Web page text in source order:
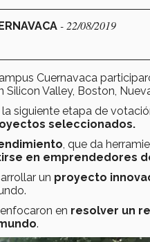
- 22/08/2019
Cuernavaca
Valley, Boston,
siguiente etapa de
seleccionados.
, que da
en emprendedores
un proyecto
en resolver un
.